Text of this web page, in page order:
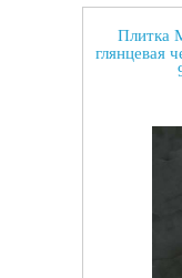
Плитка
глянцевая